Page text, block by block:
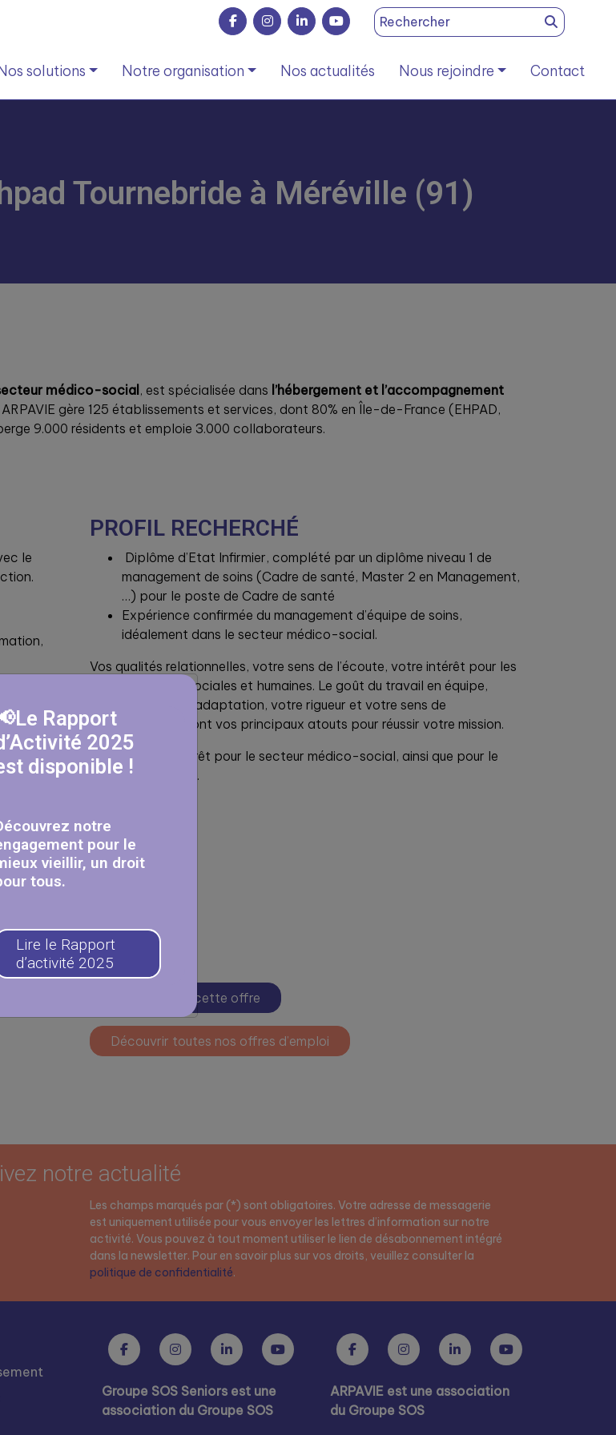
Search
for:
solutions Notre organisation Nos actualités Nous rejoindre Contact
Tournebride à Méréville (91)
médico-social , est spécialisée dans l’hébergement et l’accompagnement
ARPAVIE gère 125 établissements et services, dont 80% en Île-de-France (EHPAD,
9.000 résidents et emploie 3.000 collaborateurs.
le
sa mise
aux
de
PROFIL RECHERCHÉ
Diplôme d’Etat Infirmier, complété par un diplôme niveau 1 de
management de soins (Cadre de santé, Master 2 en Management,
…) pour le poste de Cadre de santé
Expérience confirmée du management d’équipe de soins,
idéalement dans le secteur médico-social.
Vos qualités relationnelles, votre sens de l’écoute, votre intérêt pour les
problématiques sociales et humaines. Le goût du travail en équipe,
votre capacité d’adaptation, votre rigueur et votre sens de
l’organisation seront vos principaux atouts pour réussir votre mission.
Vous avez un intérêt pour le secteur médico-social, ainsi que pour le
travail coopératif.
la
Candidater à cette offre
Découvrir toutes nos offres d’emploi
notre actualité
Les champs marqués par (*) sont obligatoires. Votre adresse de messagerie
est uniquement utilisée pour vous envoyer les lettres d’information sur notre
activité. Vous pouvez à tout moment utiliser le lien de désabonnement intégré
dans la newsletter. Pour en savoir plus sur vos droits, veuillez consulter la
politique de confidentialité.
Groupe SOS Seniors est une
association du Groupe SOS
ARPAVIE est une association
du Groupe SOS
Rapport
2025
disponible !
notre
pour le
vieillir, un droit
tous.
Lire le Rapport
d’activité 2025